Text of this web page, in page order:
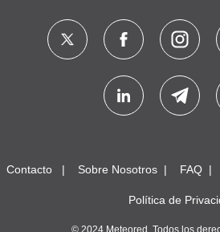
Contacto Sobre Nosotros FAQ
Política de
© 2024 Meteored. Todos los